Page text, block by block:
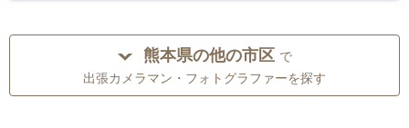
熊本県の他の市区 で
出張カメラマン・フォトグラファーを探す